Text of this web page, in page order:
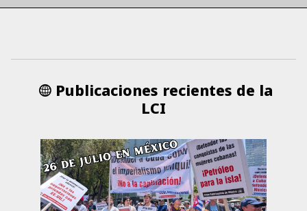
Publicaciones recientes de la
LCI